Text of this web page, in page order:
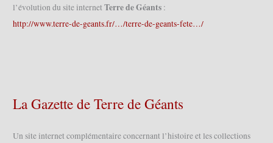
l’évolution du site internet Terre de Géants :
http://www.terre-de-geants.fr/…/terre-de-geants-fete…/
La Gazette de Terre de Géants
Un site internet complémentaire concernant l’histoire et les collections